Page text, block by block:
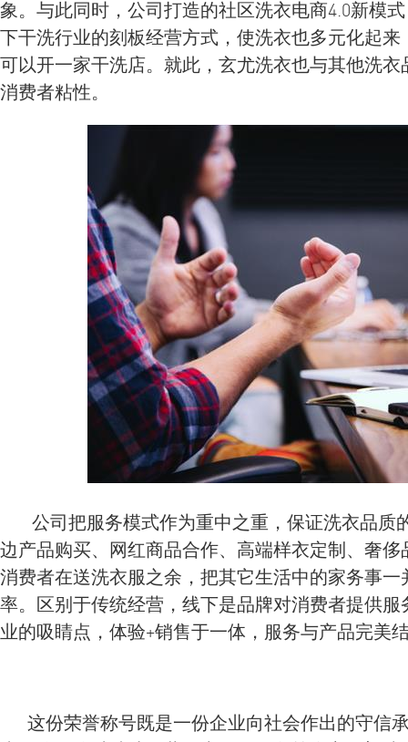
象。与此同时，公司打造的社区洗衣电商4.0新模
下干洗行业的刻板经营方式，使洗衣也多元化起
可以开一家干洗店。就此，玄尤洗衣也与其他洗
消费者粘性。
公司把服务模式作为重中之重，保证洗衣品质
边产品购买、网红商品合作、高端样衣定制、奢
消费者在送洗衣服之余，把其它生活中的家务事
率。区别于传统经营，线下是品牌对消费者提供
业的吸睛点，体验+销售于一体，服务与产品完美
这份荣誉称号既是一份企业向社会作出的守信